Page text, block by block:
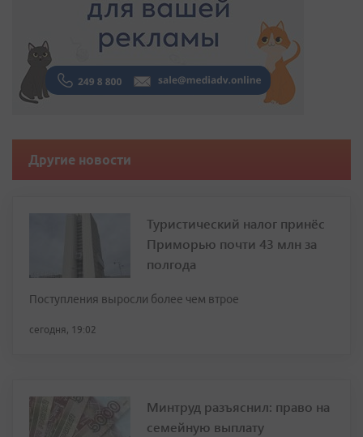
Другие новости
Туристический налог принёс
Приморью почти 43 млн за
полгода
Поступления выросли более чем втрое
сегодня, 19:02
Минтруд разъяснил: право на
семейную выплату